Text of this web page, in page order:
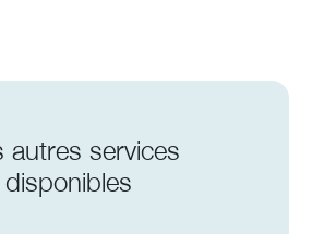
autres services
disponibles